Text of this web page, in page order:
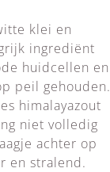
klei en
ingrediënt
huidcellen en
peil gehouden.
himalayazout
niet volledig
achter op
en stralend.